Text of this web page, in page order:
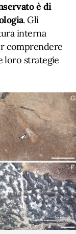
è di
. Gli
interna
comprendere
loro strategie